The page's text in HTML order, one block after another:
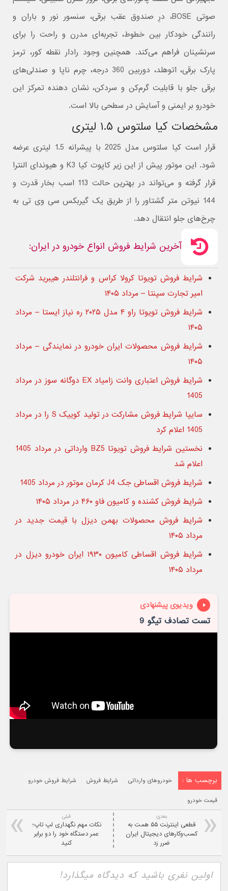
صوتی BOSE، درِ صندوق عقب برقی، سنسور نور و باران و
رانندگی خودکار بین خطوط، تجربه‌ای مدرن و راحت را برای
سرنشینان فراهم می‌کند. همچنین وجود رادار نقطه کور، ترمز
پارک برقی، اتوهلد، دوربین 360 درجه، چرم ناپا و صندلی‌های
برقی جلو با قابلیت گرم‌کن و سردکن، نشان‌ دهنده تمرکز این
خودرو بر ایمنی و آسایش در سطحی بالا است.
مشخصات کیا سلتوس ۱.۵ لیتری
قرار است کیا سلتوس مدل 2025 با پیشرانه 1.5 لیتری عرضه
شود. این موتور پیش از این زیر کاپوت کیا K3 و هیوندای النترا
قرار گرفته و می‌تواند در بهترین حالت 113 اسب بخار قدرت و
144 نیوتن متر گشتاور را از طریق یک گیربکس سی وی تی به
چرخ‌های جلو انتقال دهد.
آخرین شرایط فروش انواع خودرو در ایران:
شرایط فروش تویوتا کرولا کراس و فرانتلندر هیبرید شرکت
امیر تجارت سپنتا – مرداد ۱۴۰۵
شرایط فروش تویوتا راو ۴ مدل ۲۰۲۵ ره نیاز ایستا – مرداد
۱۴۰۵
شرایط فروش محصولات ایران خودرو در نمایندگی – مرداد
۱۴۰۵
شرایط فروش اعتباری وانت زامیاد EX دوگانه سوز در مرداد
1405
سایپا شرایط فروش مشارکت در تولید کوییک S را در مرداد
1405 اعلام کرد
نخستین شرایط فروش تویوتا BZ5 وارداتی در مرداد 1405
اعلام شد
شرایط فروش اقساطی جک J4 کرمان موتور در مرداد 1405
شرایط فروش کشنده و کامیون فاو ۴۶۰ در مرداد ۱۴۰۵
شرایط فروش محصولات بهمن دیزل با قیمت جدید در
مرداد ۱۴۰۵
شرایط فروش اقساطی کامیون ۱۹۳۰ ایران خودرو دیزل در
مرداد ۱۴۰۵
ویدیوی پیشنهادی
تست تصادف تیگو 9
برچسب ها : خودروهای وارداتی شرایط فروش شرایط فروش خودرو
قیمت خودرو
قبلی
نکات مهم نگهداری لپ تاپ؛
عمر دستگاه خود را دو برابر
کنید
بعدی:
قطعی اینترنت ۵۵ همت به
کسب‌وکارهای دیجیتال ایران
ضرر زد